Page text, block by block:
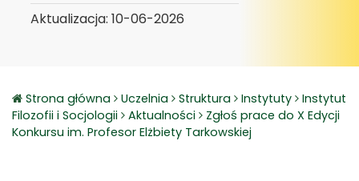
Aktualizacja: 10-06-2026
Strona główna Uczelnia Struktura Instytuty
Instytut
Filozofii i Socjologii
Aktualności
Zgłoś prace do X Edycji
Konkursu im. Profesor Elżbiety Tarkowskiej